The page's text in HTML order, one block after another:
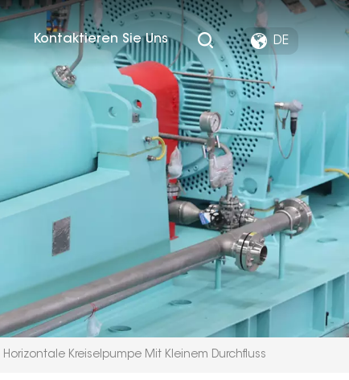
Kontaktieren Sie Uns DE
Horizontale Kreiselpumpe Mit Kleinem Durchfluss